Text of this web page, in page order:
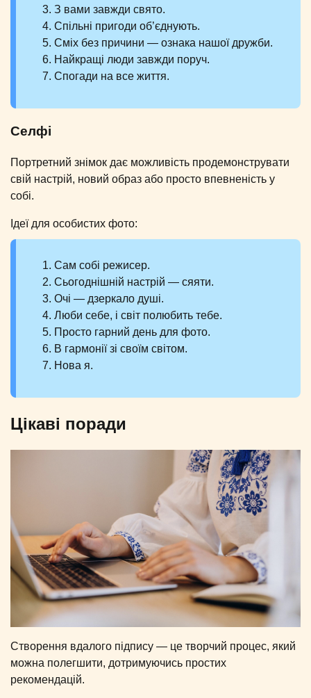
З вами завжди свято.
Спільні пригоди об’єднують.
Сміх без причини — ознака нашої дружби.
Найкращі люди завжди поруч.
Спогади на все життя.
Селфі
Портретний знімок дає можливість продемонструвати
свій настрій, новий образ або просто впевненість у
собі.
Ідеї для особистих фото:
Сам собі режисер.
Сьогоднішній настрій — сяяти.
Очі — дзеркало душі.
Люби себе, і світ полюбить тебе.
Просто гарний день для фото.
В гармонії зі своїм світом.
Нова я.
Цікаві поради
Створення вдалого підпису — це творчий процес, який
можна полегшити, дотримуючись простих
рекомендацій.